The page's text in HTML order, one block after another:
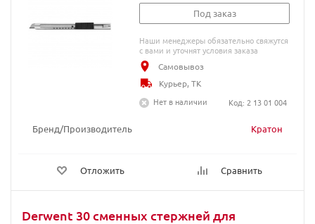
Бренд/Производитель Кратон
Отложить Сравнить
Под заказ
Наши менеджеры обязательно свяжутся
с вами и уточнят условия заказа
Самовывоз
Курьер, ТК
Нет в наличии
Код: 2 13 01 004
Derwent 30 сменных стержней для